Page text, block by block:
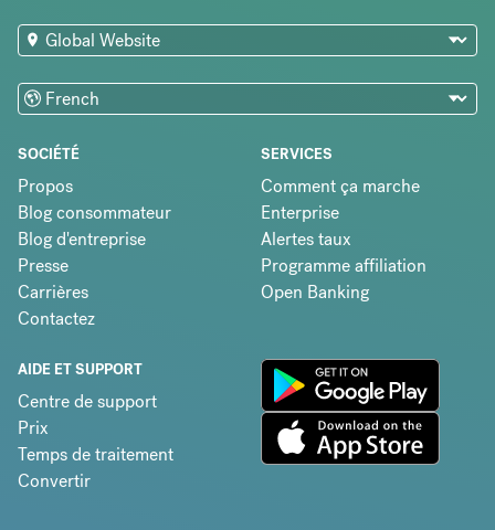
SOCIÉTÉ
Propos
Blog consommateur
Blog d'entreprise
Presse
Carrières
Contactez
SERVICES
Comment ça marche
Enterprise
Alertes taux
Programme affiliation
Open Banking
AIDE ET SUPPORT
Centre de support
Prix
Temps de traitement
Convertir